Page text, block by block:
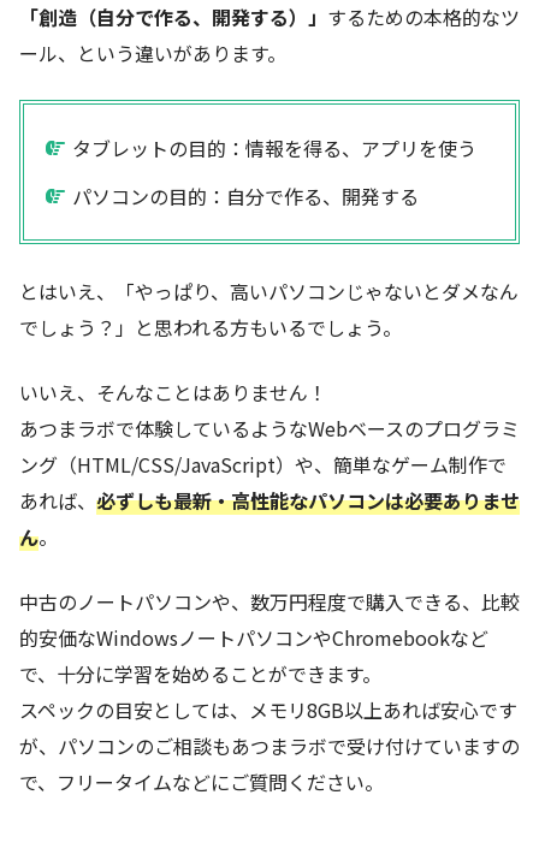
「創造（自分で作る、開発する）」 するための本格的なツ
ール、という違いがあります。
タブレットの目的：情報を得る、アプリを使う
パソコンの目的：自分で作る、開発する
とはいえ、「やっぱり、高いパソコンじゃないとダメなん
でしょう？」と思われる方もいるでしょう。
いいえ、そんなことはありません！
あつまラボで体験しているようなWebベースのプログラミ
ング（HTML/CSS/JavaScript）や、簡単なゲーム制作で
あれば、 必ずしも最新・高性能なパソコンは必要ありませ
ん。
中古のノートパソコンや、数万円程度で購入できる、比較
的安価なWindowsノートパソコンやChromebookなど
で、十分に学習を始めることができます。
スペックの目安としては、メモリ8GB以上あれば安心です
が、パソコンのご相談もあつまラボで受け付けていますの
で、フリータイムなどにご質問ください。